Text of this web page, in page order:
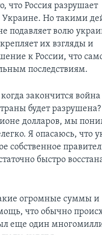
что Россия разрушает
Украине. Но такими
подавляет волю
их взгляды и
к России, что
последствиям.
закончится
будет разрушена?
долларов, мы
Я опасаюсь, что
собственное
быстро
огромные суммы и
что обычно
еще один